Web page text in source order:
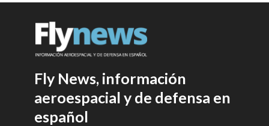
Fly News, información
aeroespacial y de defensa en
español